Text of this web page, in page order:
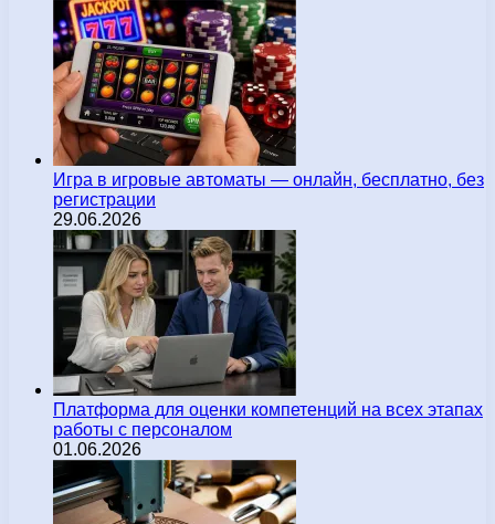
Игра в игровые автоматы — онлайн, бесплатно, без
регистрации
29.06.2026
Платформа для оценки компетенций на всех этапах
работы с персоналом
01.06.2026